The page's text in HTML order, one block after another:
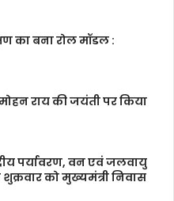
का बना रोल मॉडल :
राय की जयंती पर किया
पर्यावरण, वन एवं जलवायु
शुक्रवार को मुख्यमंत्री निवास